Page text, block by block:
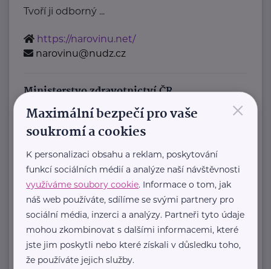
Tvoří ji odborný ...
https://narovinu.net/
narovinu@nudz.cz
Ministerstvo zdravotnictví ČR
Palackého náměstí 375/4 Praha 2
https://www.mzcr.cz/
mzcr@mzcr.cz
Policie ČR
Strojnická 27 Praha 7 - Holešovice
https://www.policie.cz/
+420 974 811 111
pp.tisk@pcr.cz
×
Maximální bezpečí pro vaše
soukromí a cookies
K personalizaci obsahu a reklam, poskytování
funkcí sociálních médií a analýze naší návštěvnosti
využíváme soubory cookie. Informace o tom, jak
náš web používáte, sdílíme se svými partnery pro
sociální média, inzerci a analýzy. Partneři tyto údaje
mohou zkombinovat s dalšími informacemi, které
jste jim poskytli nebo které získali v důsledku toho,
že používáte jejich služby.